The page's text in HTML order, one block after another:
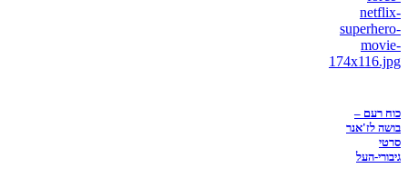
כוח רעם –
בושה לז'אנר
סרטי
גיבורי-העל